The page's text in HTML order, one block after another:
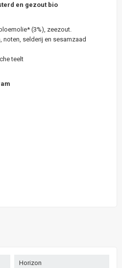
en gezout bio
(3%), zeezout.
noten, selderij en sesamzaad
teelt
Horizon